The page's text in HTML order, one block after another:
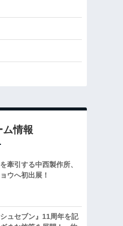
ム情報
牽引する中西製作所、
ウへ初出展！
シュセブン』11周年を記